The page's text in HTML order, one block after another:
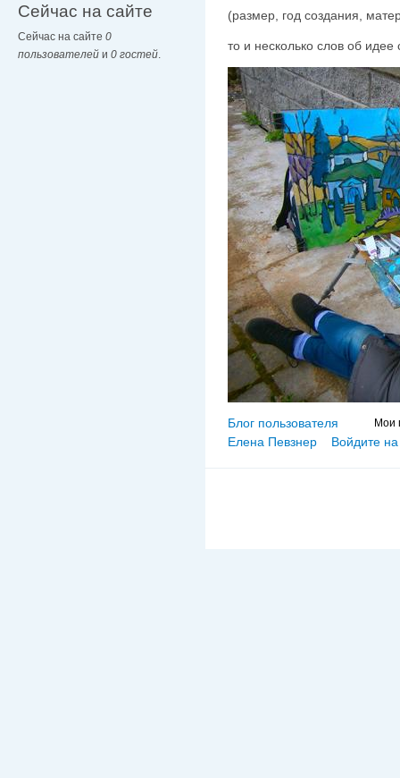
Сейчас на сайте
Сейчас на сайте 0
пользователей и 0 гостей
(размер, год создания,
то и несколько слов об идее
Мои
Блог пользователя
Елена Певзнер
Войдите на